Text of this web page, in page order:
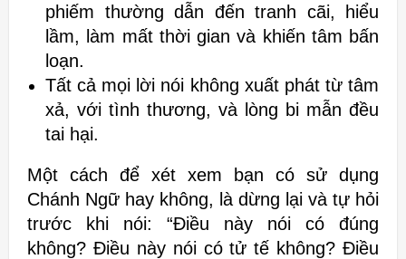
phiếm thường dẫn đến tranh cãi,
hiểu
lầm, làm mất thời gian và khiến tâm bấn
loạn.
Tất cả mọi lời nói không xuất phát từ tâm
xả, với tình thương, và lòng bi mẫn đều
tai hại.
Một cách để xét xem bạn có sử dụng
Chánh Ngữ hay không, là dừng lại và tự hỏi
trước khi nói: “Điều này nói có đúng
không? Điều này nói có tử tế không? Điều